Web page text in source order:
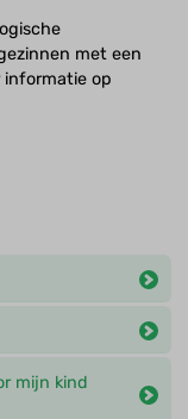
met een
informatie op
mijn kind